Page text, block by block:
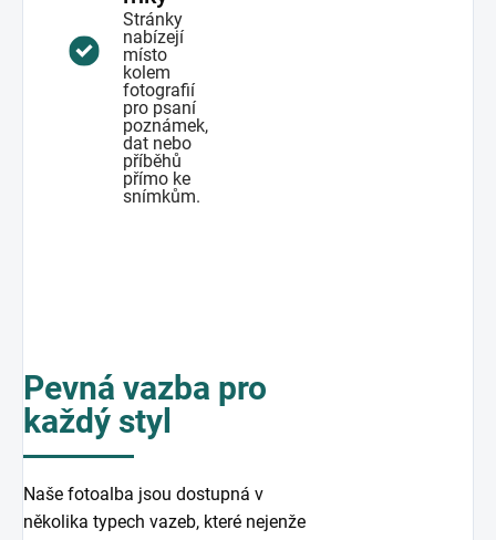
Stránky
nabízejí
místo
kolem
fotografií
pro psaní
poznámek,
dat nebo
příběhů
přímo ke
snímkům.
Pevná vazba pro
každý styl
Naše fotoalba jsou dostupná v
několika typech vazeb, které nejenže